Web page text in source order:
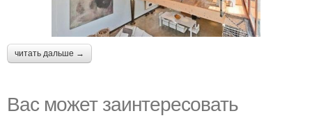
читать дальше →
Вас может заинтересовать